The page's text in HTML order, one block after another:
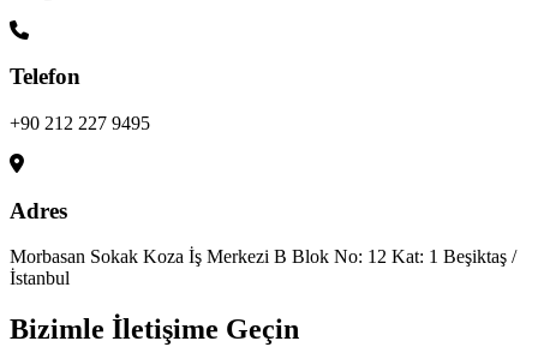
Telefon
+90 212 227 9495
Adres
Morbasan Sokak Koza İş Merkezi B Blok No: 12 Kat: 1 Beşiktaş /
İstanbul
Bizimle İletişime Geçin